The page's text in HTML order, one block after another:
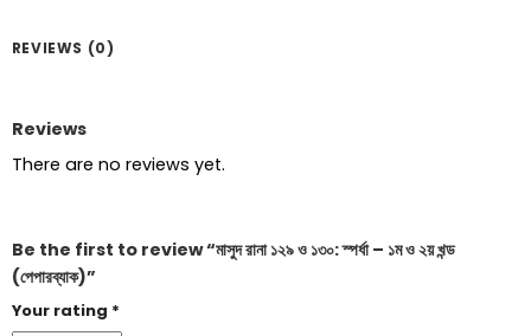
REVIEWS (0)
Reviews
There are no reviews yet.
Be the first to review “মাসুদ রানা ১২৯ ও ১৩০: স্পর্ধা – ১ম ও ২য় খন্ড
(পেপারব্যাক)”
Your rating *